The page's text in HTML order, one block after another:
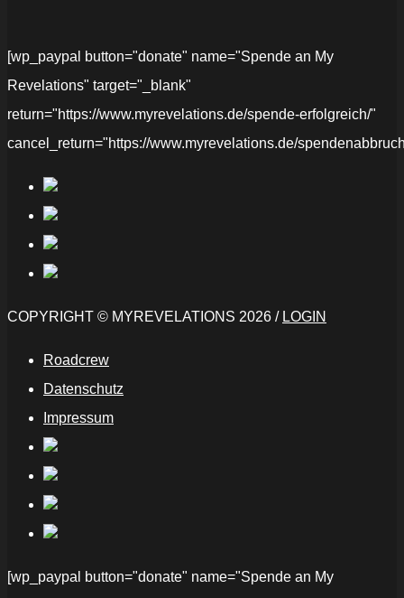
[wp_paypal button="donate" name="Spende an My
Revelations" target="_blank"
return="https://www.myrevelations.de/spende-erfolgreich/"
cancel_return="https://www.myrevelations.de/
COPYRIGHT © MYREVELATIONS 2026 / LOGIN
Roadcrew
Datenschutz
Impressum
[wp_paypal button="donate" name="Spende an My